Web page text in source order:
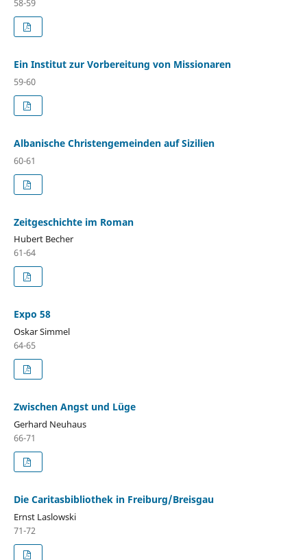
Ein Institut zur Vorbereitung von Missionaren
59-60
Albanische Christengemeinden auf Sizilien
60-61
Zeitgeschichte im Roman
Hubert Becher
61-64
Expo 58
Oskar Simmel
64-65
Zwischen Angst und Lüge
Gerhard Neuhaus
66-71
Die Caritasbibliothek in Freiburg/Breisgau
Ernst Laslowski
71-72